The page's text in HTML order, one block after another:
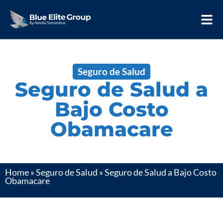
Seguro de Salud
Seguro de Salud a
Bajo Costo
Obamacare
Home»Seguro de Salud »Seguro de Salud a Bajo Costo
Obamacare